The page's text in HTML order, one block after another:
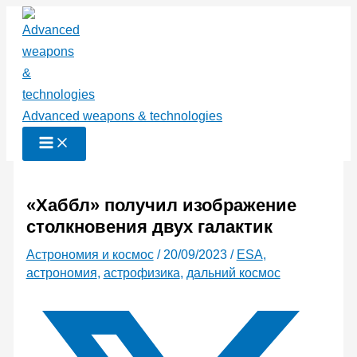
Перейти
содержимому
Advanced weapons & technologies
«Хаббл» получил изображение
столкновения двух галактик
Астрономия и космос/ 20/09/2023 / ESA,
астрономия, астрофизика, дальний космос